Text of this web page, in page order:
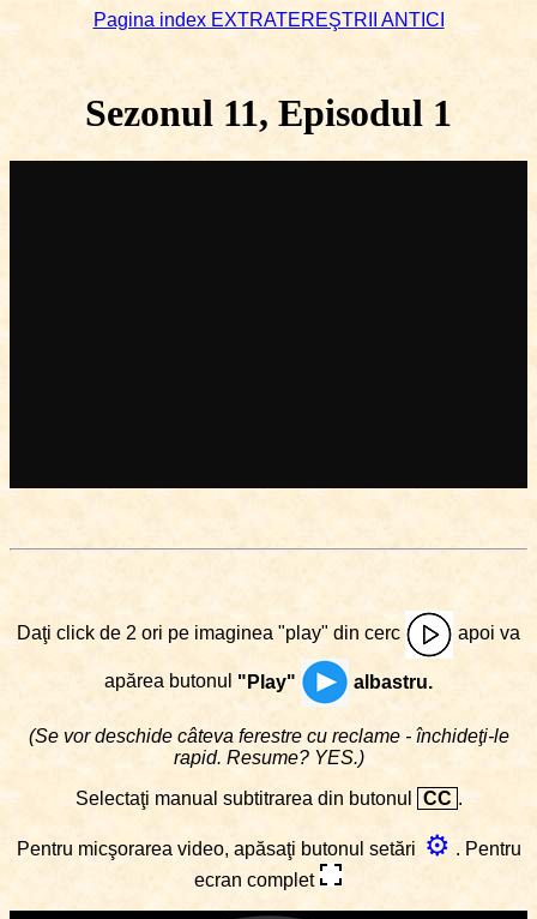
Pagina index EXTRATEREŞTRII ANTICI
Sezonul 11, Episodul 1
Daţi click de 2 ori pe imaginea "play" din cerc apoi va
apărea butonul "Play" albastru.
(Se vor deschide câteva ferestre cu reclame - închideţi-le
rapid. Resume? YES.)
Selectaţi manual subtitrarea din butonul
CC .
Pentru micşorarea video, apăsaţi butonul setări ⚙ . Pentru
ecran complet